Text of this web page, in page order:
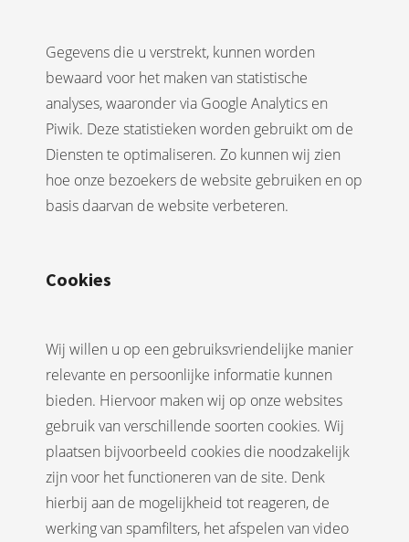
Gegevens die u verstrekt, kunnen worden
bewaard voor het maken van statistische
analyses, waaronder via Google Analytics en
Piwik. Deze statistieken worden gebruikt om de
Diensten te optimaliseren. Zo kunnen wij zien
hoe onze bezoekers de website gebruiken en op
basis daarvan de website verbeteren.
Cookies
Wij willen u op een gebruiksvriendelijke manier
relevante en persoonlijke informatie kunnen
bieden. Hiervoor maken wij op onze websites
gebruik van verschillende soorten cookies. Wij
plaatsen bijvoorbeeld cookies die noodzakelijk
zijn voor het functioneren van de site. Denk
hierbij aan de mogelijkheid tot reageren, de
werking van spamfilters, het afspelen van video